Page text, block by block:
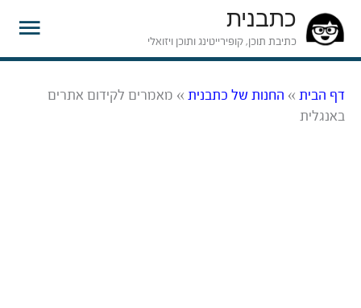
כתבנית
כתיבת תוכן, קופירייטינג ותוכן ויזואלי
דף הבית » החנות של כתבנית » מאמרים לקידום אתרים
באנגלית